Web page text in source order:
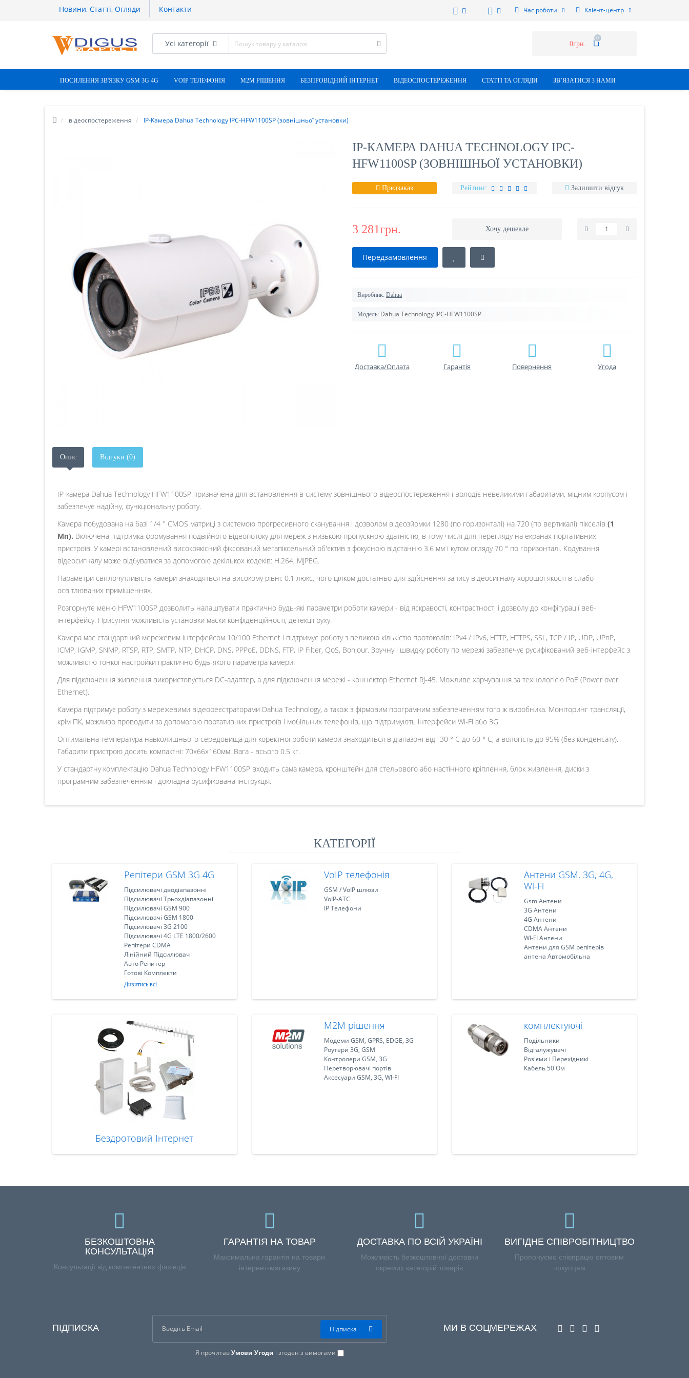
Новини, Статті, Огляди Контакти Час роботи Клієнт-центр
Усі категорії 0грн.
0
ПОСИЛЕННЯ ЗВ'ЯЗКУ GSM 3G 4G VOIP ТЕЛЕФОНІЯ М2М РІШЕННЯ БЕЗПРОВІДНИЙ ІНТЕРНЕТ ВІДЕОСПОСТЕРЕЖЕННЯ СТАТТI ТА ОГЛЯДИ ЗВ’ЯЗАТИСЯ З НАМИ
відеоспостереження IP-Камера Dahua Technology IPC-HFW1100SP (зовнішньої установки)
IP-КАМЕРА DAHUA TECHNOLOGY IPC-
HFW1100SP (ЗОВНІШНЬОЇ УСТАНОВКИ)
Предзаказ Рейтинг: Залишити відгук
3 281грн. Хочу дешевле
Передзамовлення
Виробник: Dahua
Модель: Dahua Technology IPC-HFW1100SP
Доставка/Оплата Гарантiя Повернення Угода
Опис Відгуки (0)
IP-камера Dahua Technology HFW1100SP призначена для встановлення в систему зовнішнього відеоспостереження і володіє невеликими габаритами, міцним корпусом і
забезпечує надійну, функціональну роботу.
Камера побудована на базі 1/4 '' CMOS матриці з системою прогресивного сканування і дозволом відеозйомки 1280 (по горизонталі) на 720 (по вертикалі) пікселів (1
Мп). Включена підтримка формування подвійного відеопотоку для мереж з низькою пропускною здатністю, в тому числі для перегляду на екранах портативних
пристроїв. У камері встановлений високоякісний фіксований мегапіксельний об'єктив з фокусною відстанню 3.6 мм і кутом огляду 70 ° по горизонталі. Кодування
відеосигналу може відбуватися за допомогою декількох кодеків: H.264, MJPEG.
Параметри світлочутливість камери знаходяться на високому рівні: 0.1 люкс, чого цілком достатньо для здійснення запису відеосигналу хорошої якості в слабо
освітлюваних приміщеннях.
Розгорнуте меню HFW1100SP дозволить налаштувати практично будь-які параметри роботи камери - від яскравості, контрастності і дозволу до конфігурації веб-
інтерфейсу. Присутня можливість установки маски конфіденційності, детекції руху.
Камера має стандартний мережевим інтерфейсом 10/100 Ethernet і підтримує роботу з великою кількістю протоколів: IPv4 / IPv6, HTTP, HTTPS, SSL, TCP / IP, UDP, UPnP,
ICMP, IGMP, SNMP, RTSP, RTP, SMTP, NTP, DHCP, DNS, PPPoE, DDNS, FTP, IP Filter, QoS, Bonjour. Зручну і швидку роботу по мережі забезпечує русифікований веб-інтерфейс з
можливістю тонкої настройки практично будь-якого параметра камери.
Для підключення живлення використовується DC-адаптер, а для підключення мережі - коннектор Ethernet RJ-45. Можливе харчування за технологією PoE (Power over
Ethernet).
Камера підтримує роботу з мережевими відеореєстраторами Dahua Technology, а також з фірмовим програмним забезпеченням того ж виробника. Моніторинг трансляції,
крім ПК, можливо проводити за допомогою портативних пристроїв і мобільних телефонів, що підтримують інтерфейси Wi-Fi або 3G.
Оптимальна температура навколишнього середовища для коректної роботи камери знаходиться в діапазоні від -30 ° C до 60 ° C, а вологість до 95% (без конденсату).
Габарити пристрою досить компактні: 70х66х160мм. Вага - всього 0.5 кг.
У стандартну комплектацію Dahua Technology HFW1100SP входить сама камера, кронштейн для стельового або настінного кріплення, блок живлення, диски з
програмним забезпеченням і докладна русифікована інструкція.
КАТЕГОРІЇ
Репітери GSM 3G 4G
Підсилювачі дводіапазонні
Підсилювачі Трьохдіапазонні
Підсилювачі GSM 900
Підсилювачі GSM 1800
Підсилювачі 3G 2100
Підсилювачі 4G LTE 1800/2600
Репітери CDMA
Лінійний Підсилювач
Авто Репитер
Готові Комплекти
Дивитись всі
VoIP телефонія
GSM / VoIP шлюзи
VoIP-АТС
IP Телефони
Антени GSM, 3G, 4G,
Wi-Fi
Gsm Антени
3G Антени
4G Антени
CDMA Антени
WI-FI Антени
Антени для GSM репітерів
антена Автомобільна
Бездротовий Інтернет
M2M рішення
Модеми GSM, GPRS, EDGE, 3G
Роутери 3G, GSM
Контролери GSM, 3G
Перетворювачі портів
Аксесуари GSM, 3G, WI-FI
комплектуючі
Подільники
Відгалужувачі
Роз'єми і Перехідникі
Кабель 50 Ом
БЕЗКОШТОВНА
КОНСУЛЬТАЦІЯ
Консультації від компетентних фахівців
ГАРАНТІЯ НА ТОВАР
Максимальна гарантія на товари
інтернет-магазину
ДОСТАВКА ПО ВСІЙ УКРАЇНІ
Можливість безкоштовної доставки
окремих категорій товарів
ВИГІДНЕ СПІВРОБІТНИЦТВО
Пропонуємо співпрацю оптовим
покупцям
ПІДПИСКА
Я прочитавУмови Угоди і згоден з вимогами
Підписка МИ В СОЦМЕРЕЖАХ